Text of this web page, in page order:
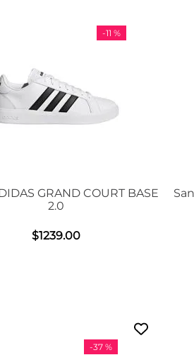
-11 %
GRAND COURT BASE
2.0
$1239.00
-37 %